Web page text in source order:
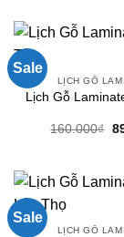
Sale
LỊCH GỖ
Lịch Gỗ
160.000₫
Sale
LỊCH GỖ